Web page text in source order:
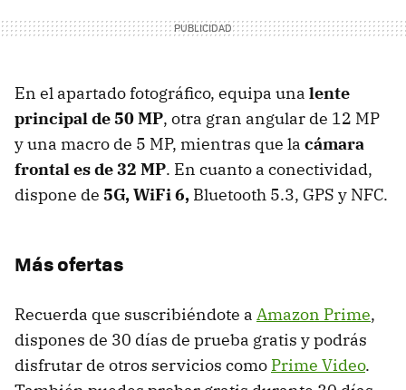
En el apartado fotográfico, equipa una lente
principal de 50 MP, otra gran angular de 12 MP
y una macro de 5 MP, mientras que la cámara
frontal es de 32 MP. En cuanto a conectividad,
dispone de 5G, WiFi 6, Bluetooth 5.3, GPS y NFC.
Más ofertas
Recuerda que suscribiéndote a Amazon Prime,
dispones de 30 días de prueba gratis y podrás
disfrutar de otros servicios como Prime Video.